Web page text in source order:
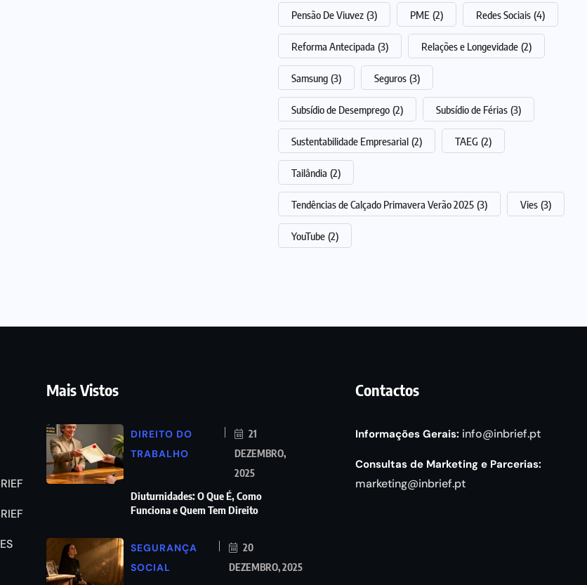
Pensão De Viuvez (3) PME (2) Redes Sociais (4)
Reforma Antecipada (3) Relações e Longevidade (2)
Samsung (3) Seguros (3)
Subsídio de Desemprego (2) Subsídio de Férias (3)
Sustentabilidade Empresarial (2) TAEG (2)
Tailândia (2)
Tendências de Calçado Primavera Verão 2025 (3) Vies (3)
YouTube (2)
Mais Vistos
DIREITO DO
TRABALHO
21
DEZEMBRO,
2025
Diuturnidades: O Que É, Como
Funciona e Quem Tem Direito
SEGURANÇA
SOCIAL
20
DEZEMBRO, 2025
Contactos
Informações Gerais: info@inbrief.pt
Consultas de Marketing e Parcerias:
marketing@inbrief.pt